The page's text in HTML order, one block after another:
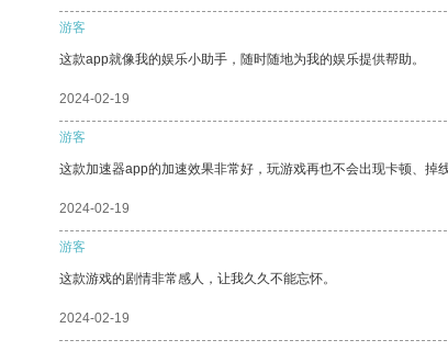
游客
这款app就像我的娱乐小助手，随时随地为我的娱乐提供帮助。
2024-02-19
游客
这款加速器app的加速效果非常好，玩游戏再也不会出现卡顿、掉
2024-02-19
游客
这款游戏的剧情非常感人，让我久久不能忘怀。
2024-02-19